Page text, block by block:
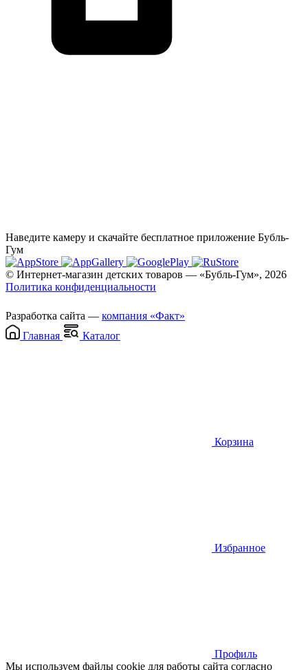
Наведите камеру и скачайте бесплатное приложение Бубль-
Гум
© Интернет-магазин детских товаров — «Бубль-Гум», 2026
Политика конфиденциальности
Разработка сайта — компания «Факт»
Главная
Каталог
Корзина
Избранное
Профиль
Мы используем файлы cookie для работы сайта согласно